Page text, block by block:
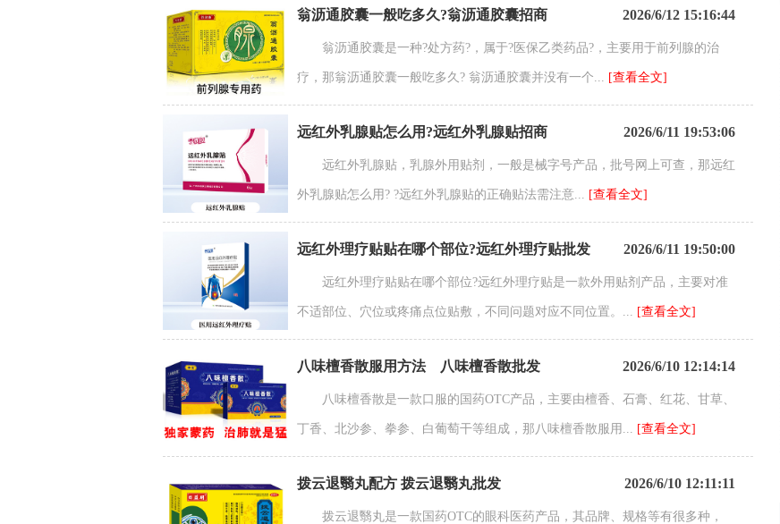
2026/6/12 15:16:44
翁沥通胶囊一般吃多久?翁沥通胶囊招商
翁沥通胶囊是一种?处方药?，属于?医保乙类药品?，主要用于前列腺的治
疗，那翁沥通胶囊一般吃多久? 翁沥通胶囊并没有一个... [查看全文]
2026/6/11 19:53:06
远红外乳腺贴怎么用?远红外乳腺贴招商
远红外乳腺贴，乳腺外用贴剂，一般是械字号产品，批号网上可查，那远红
外乳腺贴怎么用? ?远红外乳腺贴的正确贴法需注意... [查看全文]
2026/6/11 19:50:00
远红外理疗贴贴在哪个部位?远红外理疗贴批发
远红外理疗贴贴在哪个部位?远红外理疗贴是一款外用贴剂产品，主要对准
不适部位、穴位或疼痛点位贴敷，不同问题对应不同位置。... [查看全文]
2026/6/10 12:14:14
八味檀香散服用方法 八味檀香散批发
八味檀香散是一款口服的国药OTC产品，主要由檀香、石膏、红花、甘草、
丁香、北沙参、拳参、白葡萄干等组成，那八味檀香散服用... [查看全文]
2026/6/10 12:11:11
拨云退翳丸配方 拨云退翳丸批发
拨云退翳丸是一款国药OTC的眼科医药产品，其品牌、规格等有很多种，